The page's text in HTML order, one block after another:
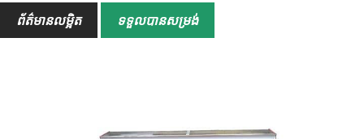
អត្រាមិនបរិសុទ្ធ
1%
ជួរដែលអាចអនុវត្តបាន។
សណ្តែកដីស្ងួត និងសើម គ្រាប់ស្រដៀងគ្នា
ព័ត៌មានលម្អិត ទទួលបានសម្រង់